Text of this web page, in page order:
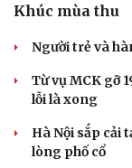
Khúc mùa thu
Người trẻ và
Từ vụ MCK gỡ
lỗi là xong
Hà Nội sắp cải
lòng phố cổ